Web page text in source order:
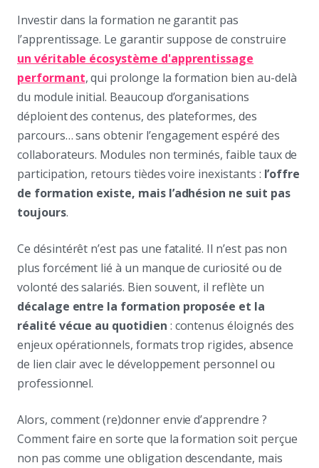
Investir dans la formation ne garantit pas
l’apprentissage. Le garantir suppose de construire
un véritable écosystème d'apprentissage
performant, qui prolonge la formation bien au-delà
du module initial. Beaucoup d’organisations
déploient des contenus, des plateformes, des
parcours… sans obtenir l’engagement espéré des
collaborateurs. Modules non terminés, faible taux de
participation, retours tièdes voire inexistants : l’offre
de formation existe, mais l’adhésion ne suit pas
toujours.
Ce désintérêt n’est pas une fatalité. Il n’est pas non
plus forcément lié à un manque de curiosité ou de
volonté des salariés. Bien souvent, il reflète un
décalage entre la formation proposée et la
réalité vécue au quotidien : contenus éloignés des
enjeux opérationnels, formats trop rigides, absence
de lien clair avec le développement personnel ou
professionnel.
Alors, comment (re)donner envie d’apprendre ?
Comment faire en sorte que la formation soit perçue
non pas comme une obligation descendante, mais